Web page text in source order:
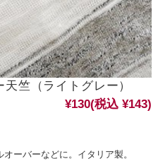
竺（ライトグレー）
¥130(税込 ¥143)
ーバーなどに。イタリア製。